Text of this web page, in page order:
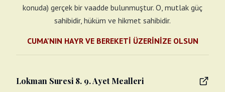
konuda) gerçek bir vaadde bulunmuştur. O, mutlak güç
sahibidir, hüküm ve hikmet sahibidir.
CUMA'NIN HAYR VE BEREKETİ ÜZERİNİZE OLSUN
Lokman Suresi 8. 9. Ayet Mealleri